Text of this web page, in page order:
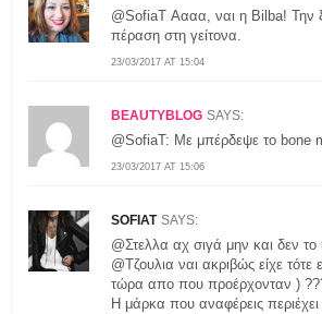
23/03/2017 AT 15:04
@SofiaT Αααα, ναι η Bilba! Την
πέραση στη γείτονα.
BEAUTYBLOG SAYS:
23/03/2017 AT 15:06
@SofiaT: Με μπέρδεψε το bone
SOFIAT SAYS:
@Στελλα αχ σιγά μην και δεν το
@Τζουλια ναι ακριβώς είχε
τώρα απο που προέρχονταν )
Η μάρκα που αναφέρεις